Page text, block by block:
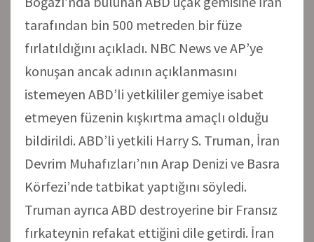
tarafından bin 500 metreden bir füze
fırlatıldığını açıkladı. NBC News ve AP’ye
konuşan ancak adının açıklanmasını
istemeyen ABD’li yetkililer gemiye isabet
etmeyen füzenin kışkırtma amaçlı olduğu
bildirildi. ABD’li yetkili Harry S. Truman, İran
Devrim Muhafızları’nın Arap Denizi ve Basra
Körfezi’nde tatbikat yaptığını söyledi.
Truman ayrıca ABD destroyerine bir Fransız
fırkateynin refakat ettiğini dile getirdi. İran